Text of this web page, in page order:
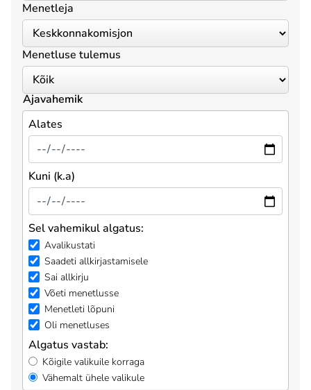
Menetleja
Menetluse tulemus
Ajavahemik
Alates
Kuni (k.a)
Sel vahemikul algatus:
Avalikustati
Saadeti allkirjastamisele
Sai allkirju
Võeti menetlusse
Menetleti lõpuni
Oli menetluses
Algatus vastab:
Kõigile valikuile korraga
Vähemalt ühele valikule